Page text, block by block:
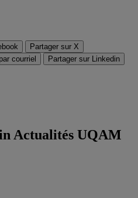
Partager sur X
courriel Partager sur Linkedin
Actualités UQAM